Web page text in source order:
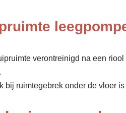
verontreinigd na een
bij ruimtegebrek onder de vloer